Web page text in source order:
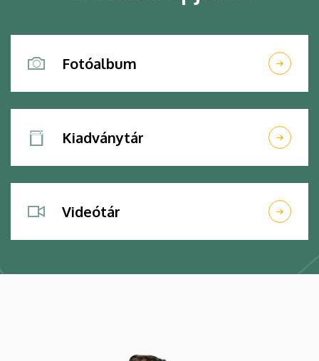
Fotóalbum
Kiadványtár
Videótár